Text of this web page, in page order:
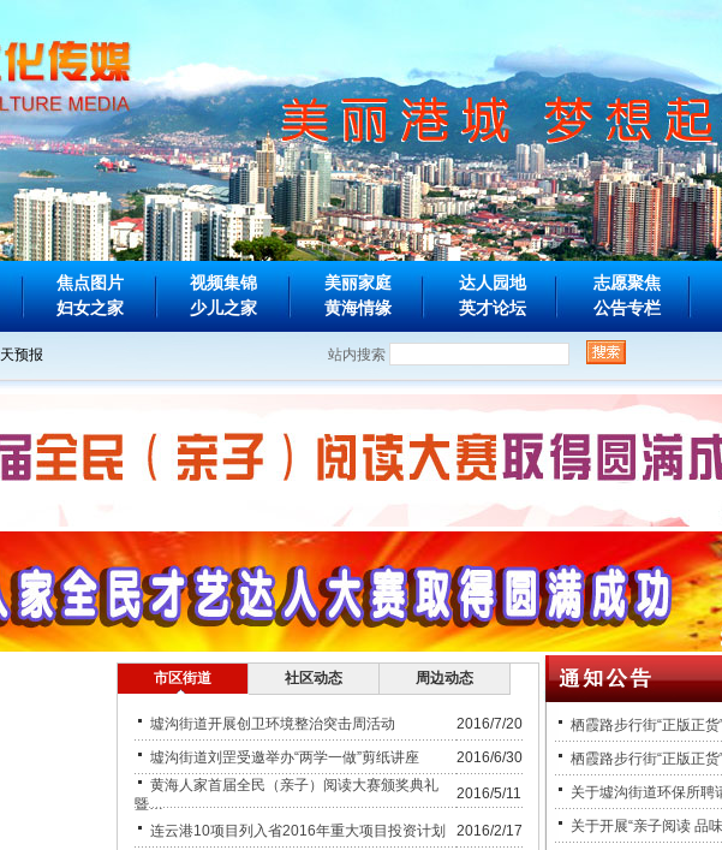
焦点图片 视频集锦 美丽家庭 达人园地 志愿聚焦
妇女之家 少儿之家 黄海情缘 英才论坛 公告专栏
站内搜索
市区街道 社区动态 周边动态
墟沟街道开展创卫环境整治突击周活动
2016/7/20
墟沟街道刘罡受邀举办“两学一做”剪纸讲座
2016/6/30
黄海人家首届全民（亲子）阅读大赛颁奖典礼
暨…
2016/5/11
连云港10项目列入省2016年重大项目投资计划
2016/2/17
栖霞路步行街“正版正货
栖霞路步行街“正版正
关于墟沟街道环保所
关于开展“亲子阅读 品